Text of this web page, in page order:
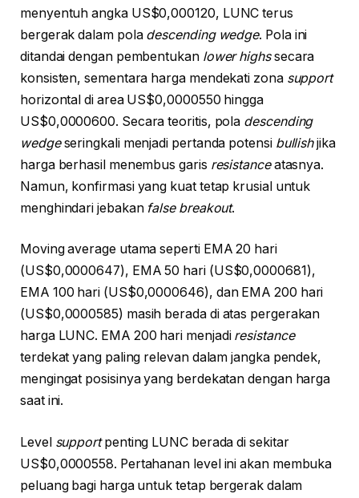
menyentuh angka US$0,000120, LUNC terus
bergerak dalam pola descending wedge. Pola ini
ditandai dengan pembentukan lower highssecara
konsisten, sementara harga mendekati zona support
horizontal di area US$0,0000550 hingga
US$0,0000600. Secara teoritis, pola descending
wedgeseringkali menjadi pertanda potensi bullishjika
harga berhasil menembus garis resistanceatasnya.
Namun, konfirmasi yang kuat tetap krusial untuk
menghindari jebakan false breakout.
Moving average utama seperti EMA 20 hari
(US$0,0000647), EMA 50 hari (US$0,0000681),
EMA 100 hari (US$0,0000646), dan EMA 200 hari
(US$0,0000585) masih berada di atas pergerakan
harga LUNC. EMA 200 hari menjadi resistance
terdekat yang paling relevan dalam jangka pendek,
mengingat posisinya yang berdekatan dengan harga
saat ini.
Level supportpenting LUNC berada di sekitar
US$0,0000558. Pertahanan level ini akan membuka
peluang bagi harga untuk tetap bergerak dalam